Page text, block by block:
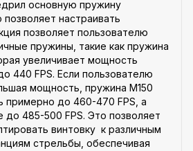
основную пружину
позволяет настраивать
позволяет пользователю
пружины, такие как пружина
увеличивает мощность
440 FPS. Если пользователю
мощность, пружина M150
примерно до 460-470 FPS, а
до 485-500 FPS. Это позволяет
винтовку к различным
стрельбы, обеспечивая